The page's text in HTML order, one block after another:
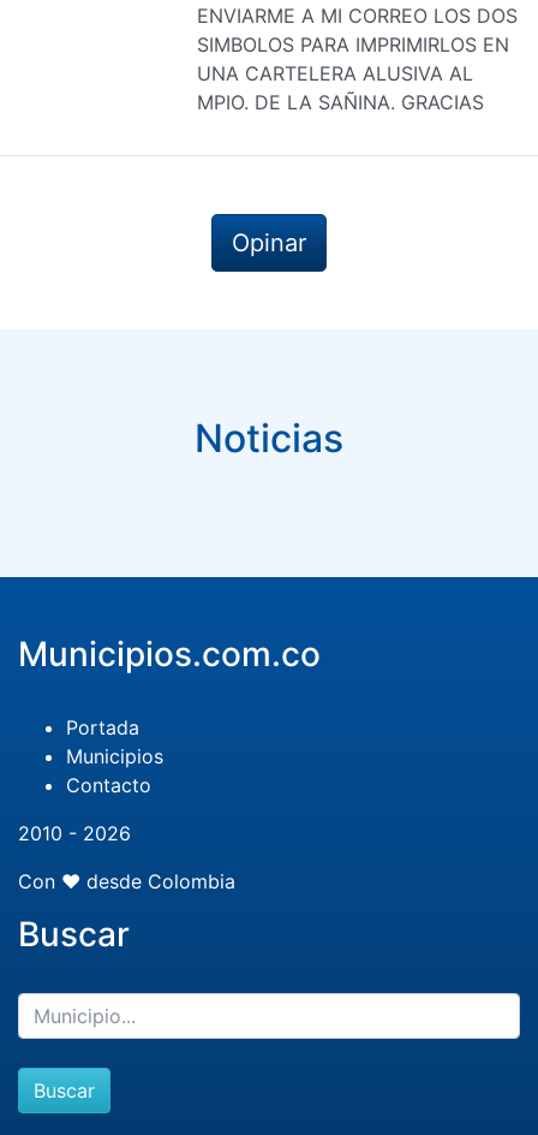
ENVIARME A MI CORREO LOS DOS
SIMBOLOS PARA IMPRIMIRLOS EN
UNA CARTELERA ALUSIVA AL
MPIO. DE LA SAÑINA. GRACIAS
Opinar
Noticias
Municipios.com.co
Portada
Municipios
Contacto
2010 - 2026
Con ❤️ desde Colombia
Buscar
Buscar